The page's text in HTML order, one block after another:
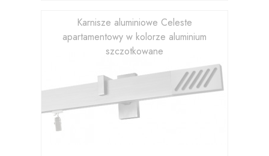
Karnisze aluminiowe Celeste
apartamentowy w kolorze aluminium
szczotkowane